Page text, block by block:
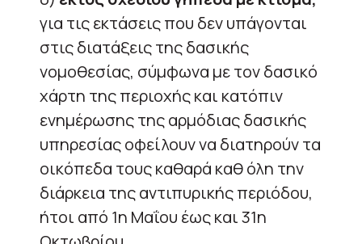
για τις εκτάσεις που δεν υπάγονται
στις διατάξεις της δασικής
νομοθεσίας, σύμφωνα με τον δασικό
χάρτη της περιοχής και κατόπιν
ενημέρωσης της αρμόδιας δασικής
υπηρεσίας οφείλουν να διατηρούν τα
οικόπεδα τους καθαρά καθ όλη την
διάρκεια της αντιπυρικής περιόδου,
ήτοι από 1η Μαΐου έως και 31η